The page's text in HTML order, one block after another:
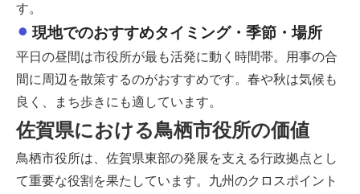
す。
現地でのおすすめタイミング・季節・場所
平日の昼間は市役所が最も活発に動く時間帯。用事の合
間に周辺を散策するのがおすすめです。春や秋は気候も
良く、まち歩きにも適しています。
佐賀県における鳥栖市役所の価値
鳥栖市役所は、佐賀県東部の発展を支える行政拠点とし
て重要な役割を果たしています。九州のクロスポイント